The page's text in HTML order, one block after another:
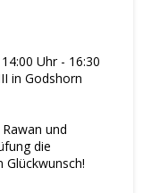
Uhr - 16:30
in Godshorn
und
die
Glückwunsch!